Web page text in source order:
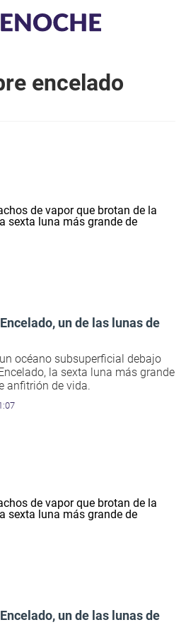
encelado
un de las lunas de
océano subsuperficial debajo
la sexta luna más grande
anfitrión de vida.
un de las lunas de